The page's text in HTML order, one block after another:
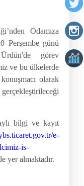
Odamıza
Perşembe günü
görev
ve bu ülkelerde
olarak
bilgi ve kayıt
e-
is-
yer almaktadır.